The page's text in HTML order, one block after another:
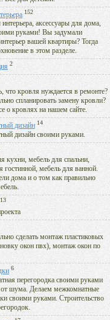
152
аксессуары для дома,
руками! Вы задумали
вашей квартиры? Тогда
в этом разделе.
2
что кровля нуждается в ремонте?
спланировать замену кровли?
о кровлях на нашем сайте.
дизайн 14
дизайн своими руками.
кухни, мебель для спальни,
гостинной, мебель для ванной.
дома и о том как правильно
сделать монтаж пластиковых
окон пвх), монтаж окон по
6
перегородка своими руками
шума. Делаем межкомнатные
своими руками. Строительство